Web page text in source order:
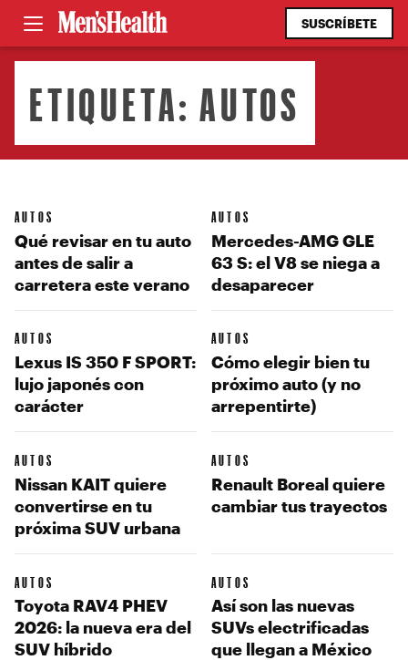
SUSCRÍBETE
ETIQUETA:AUTOS
AUTOS
Qué revisar en tu auto
antes de salir a
carretera este verano
AUTOS
Mercedes-AMG GLE
63 S: el V8 se niega a
desaparecer
AUTOS
Lexus IS 350 F SPORT:
lujo japonés con
carácter
AUTOS
Cómo elegir bien tu
próximo auto (y no
arrepentirte)
AUTOS
Nissan KAIT quiere
convertirse en tu
próxima SUV urbana
AUTOS
Renault Boreal quiere
cambiar tus trayectos
AUTOS
Toyota RAV4 PHEV
2026: la nueva era del
SUV híbrido
AUTOS
Así son las nuevas
SUVs electrificadas
que llegan a México